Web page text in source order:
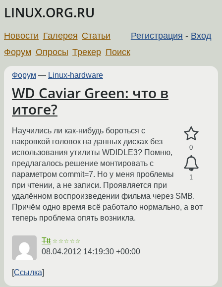
LINUX.ORG.RU
Регистрация - Вход
Новости Галерея Статьи
Форум Опросы Трекер Поиск
Форум — Linux-hardware
WD Caviar Green: что в
итоге?
0
1
Научились ли как-нибудь бороться с
пакровкой головок на данных дисках без
использования утилиты WDIDLE3? Помню,
предлагалось решение монтировать с
параметром commit=7. Но у меня проблемы
при чтении, а не записи. Проявляется при
удалённом воспроизведении фильма через SMB.
Причём одно время всё работало нормально, а вот
теперь проблема опять возникла.
Ttt ☆☆☆☆☆
08.04.2012 14:19:30 +00:00
Ссылка